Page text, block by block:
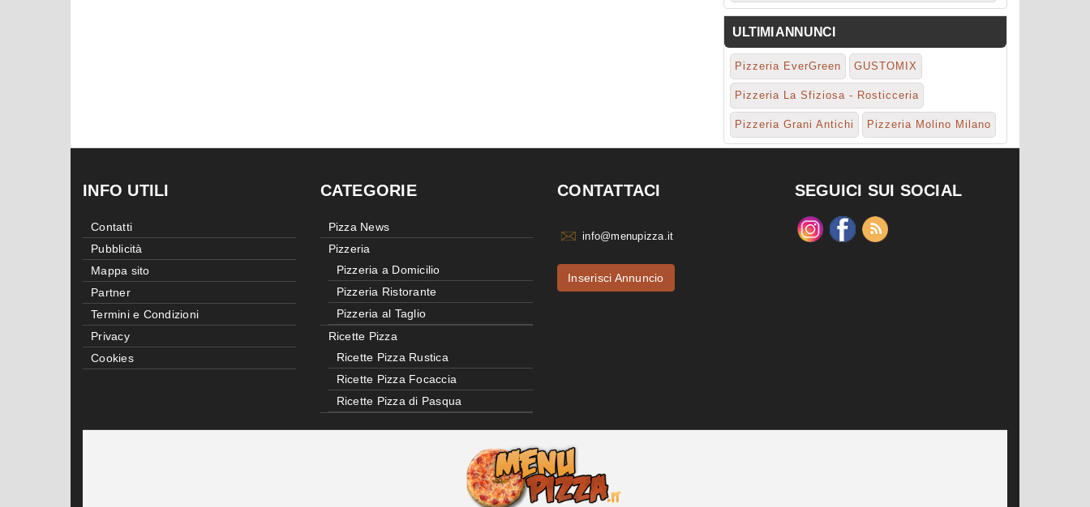
ULTIMI ANNUNCI
Pizzeria EverGreen GUSTOMIX
Pizzeria La Sfiziosa - Rosticceria
Pizzeria Grani Antichi Pizzeria Molino Milano
INFO UTILI
Contatti
Pubblicità
Mappa sito
Partner
Termini e Condizioni
Privacy
Cookies
CATEGORIE
Pizza News
Pizzeria
Pizzeria a Domicilio
Pizzeria Ristorante
Pizzeria al Taglio
Ricette Pizza
Ricette Pizza Rustica
Ricette Pizza Focaccia
Ricette Pizza di Pasqua
CONTATTACI
info@menupizza.it
Inserisci Annuncio
SEGUICI SUI SOCIAL